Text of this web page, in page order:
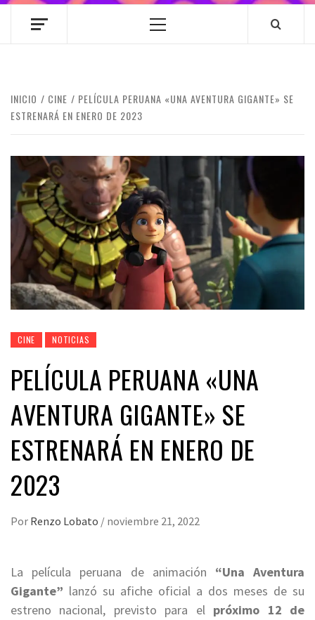
Menú
INICIO CINE
PELÍCULA PERUANA «UNA AVENTURA GIGANTE» SE
ESTRENARÁ EN ENERO DE 2023
CINE NOTICIAS
PELÍCULA PERUANA «UNA
AVENTURA GIGANTE» SE
ESTRENARÁ EN ENERO DE
2023
Por Renzo Lobato / noviembre 21, 2022
La película peruana de animación “Una Aventura
Gigante” lanzó su afiche oficial a dos meses de su
estreno nacional, previsto para el próximo 12 de